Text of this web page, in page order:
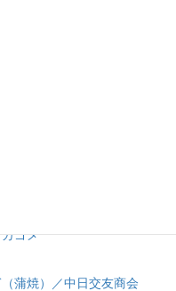
ゴメ
蒲焼）／中日交友商会